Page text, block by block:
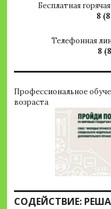
Бесплатная
8
Телефонная
8
Профессиональное
возраста
СОДЕЙСТВИЕ: